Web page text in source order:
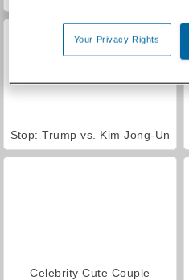
Stop: Trump vs. Kim Jong-Un
Celebrity Cute Couple
Your Privacy Rights